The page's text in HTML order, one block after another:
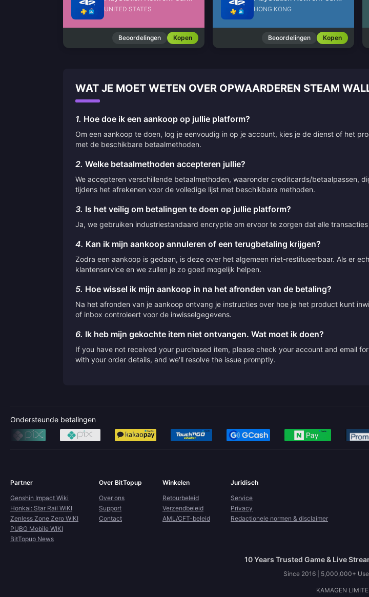
UNITED STATES
Beoordelingen Kopen
HONG KONG
Beoordelingen Kopen
WAT JE MOET WETEN OVER OPWAARDEREN STEAM
1. Hoe doe ik een aankoop op jullie platform?
Om een aankoop te doen, log je eenvoudig in op je account, kies je de dienst of het
met de beschikbare betaalmethoden.
2. Welke betaalmethoden accepteren jullie?
We accepteren verschillende betaalmethoden, waaronder creditcards/betaalpassen,
tijdens het afrekenen voor de volledige lijst met beschikbare methoden.
3. Is het veilig om betalingen te doen op jullie platform?
Ja, we gebruiken industriestandaard encryptie om ervoor te zorgen dat alle
4. Kan ik mijn aankoop annuleren of een terugbetaling krijgen?
Zodra een aankoop is gedaan, is deze over het algemeen niet-restitueerbaar. Als er
klantenservice en we zullen je zo goed mogelijk helpen.
5. Hoe wissel ik mijn aankoop in na het afronden van de betaling?
Na het afronden van je aankoop ontvang je instructies over hoe je het product kunt
of inbox controleert voor de inwisselgegevens.
6. Ik heb mijn gekochte item niet ontvangen. Wat moet ik doen?
If you have not received your purchased item, please check your account and email
with your order details, and we'll resolve the issue promptly.
Ondersteunde betalingen
Partner
Genshin Impact Wiki
Honkai: Star Rail WIKI
Zenless Zone Zero WIKI
PUBG Mobile WIKI
BitTopup News
Over BitTopup
Over ons
Support
Contact
Winkelen
Retourbeleid
Verzendbeleid
AML/CFT-beleid
Juridisch
Service
Privacy
Redactionele normen & disclaimer
10 Years Trusted Game & Live
Since 2016 | 5,000,000+
KAMAGEN